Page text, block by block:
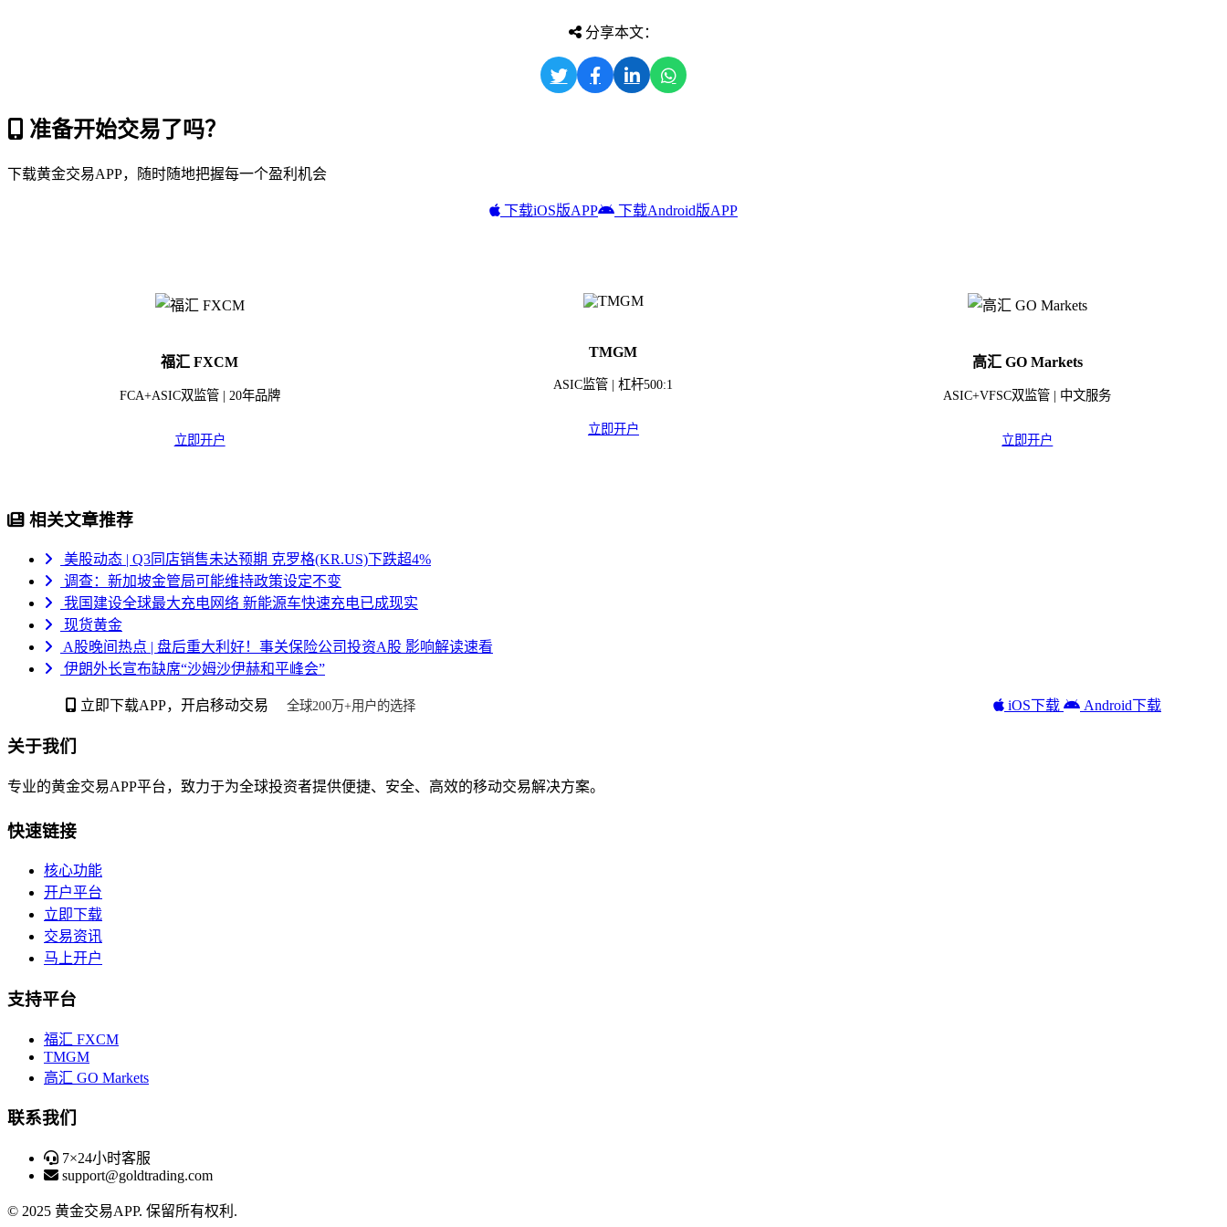
分享本文：
准备开始交易了吗？
下载黄金交易APP，随时随地把握每一个盈利机会
下载iOS版APP 下载Android版APP
福汇 FXCM
FCA+ASIC双监管 | 20年品牌
立即开户
TMGM
ASIC监管 | 杠杆500:1
立即开户
高汇 GO Markets
ASIC+VFSC双监管 | 中文服务
立即开户
相关文章推荐
美股动态 | Q3同店销售未达预期 克罗格(KR.US)下跌超4%
调查：新加坡金管局可能维持政策设定不变
我国建设全球最大充电网络 新能源车快速充电已成现实
现货黄金
A股晚间热点 | 盘后重大利好！事关保险公司投资A股 影响解读速看
伊朗外长宣布缺席“沙姆沙伊赫和平峰会”
立即下载APP，开启移动交易 全球200万+用户的选择 iOS下载 Android下载
关于我们
专业的黄金交易APP平台，致力于为全球投资者提供便捷、安全、高效的移动交易解决方案。
快速链接
核心功能
开户平台
立即下载
交易资讯
马上开户
支持平台
福汇 FXCM
TMGM
高汇 GO Markets
联系我们
7×24小时客服
support@goldtrading.com
© 2025 黄金交易APP. 保留所有权利.